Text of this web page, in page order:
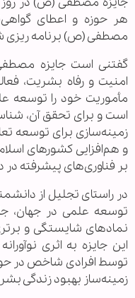
هر حوزه و اعطای
مصطفی (ص) برنامه ریزی
گفتنی است جایزه
مأموریت خود را توسعه
است و برای تحقق آن،
زمینه‌سازی برای توسعه
و هم‌افزایی کشورهای
بر فناوری‌های پیشرفته در
در راستای تجلیل از
توسعه علمی در جهان،
نمادهای شایستگی و
این جایزه به اثری
توسط افرادی شاخص در
زمینه‌ساز بهبود زندگی